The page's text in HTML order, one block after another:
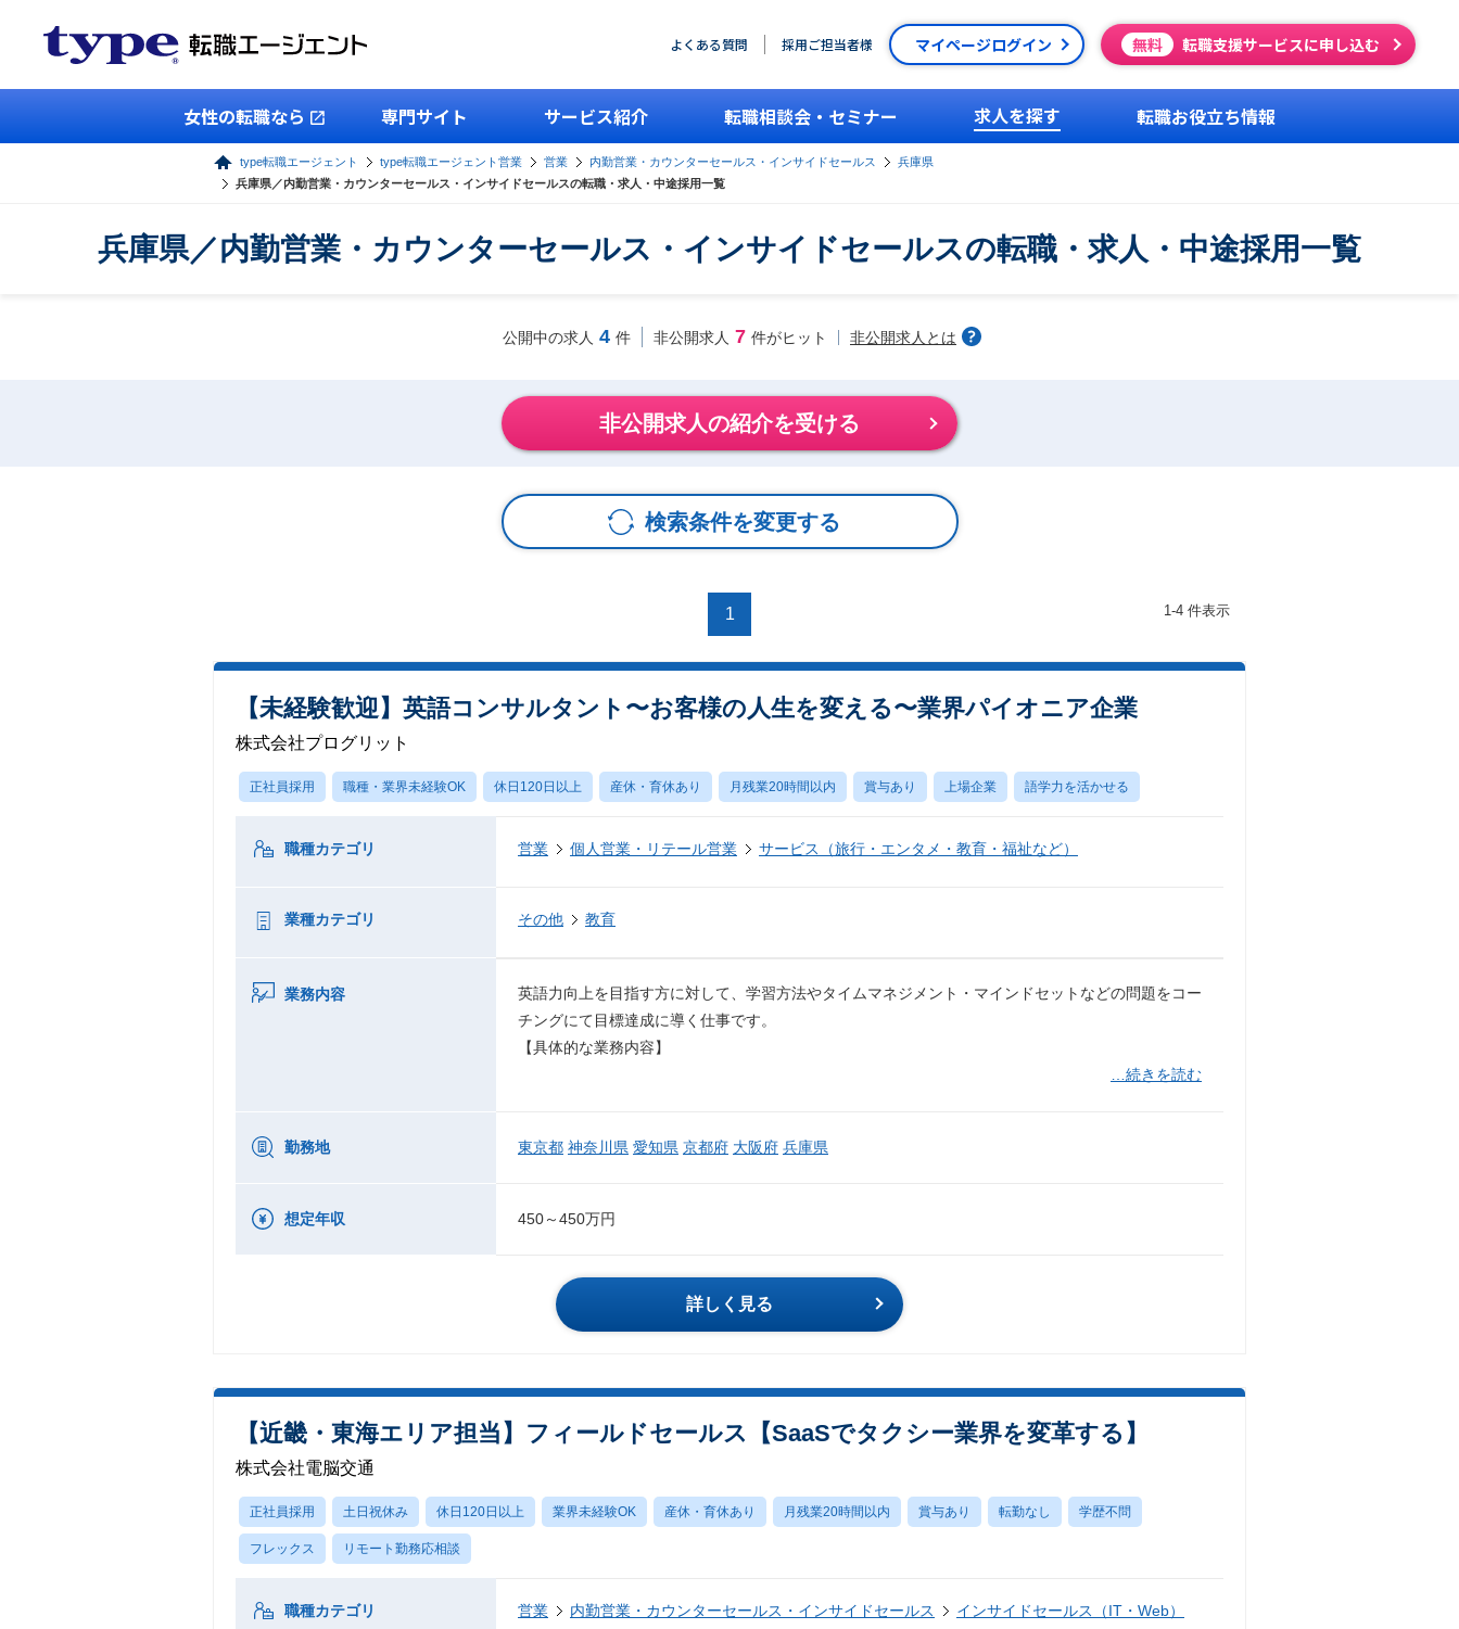
よくある質問 採用ご担当者様 マイページログイン 無料 転職支援サービスに申し込む
女性の転職なら 専門サイト サービス紹介 転職相談会・セミナー 求人を探す 転職お役立ち情報
type転職エージェント type転職エージェント営業 営業 内勤営業・カウンターセールス・インサイドセールス
兵庫県
兵庫県／内勤営業・カウンターセールス・インサイドセールスの転職・求人・中途採用一覧
兵庫県／内勤営業・カウンターセールス・インサイドセールスの転職・求人・中途採用一覧
公開中の求人 4 件 非公開求人 7 件がヒット 非公開求人とは
非公開求人の紹介を受ける
検索条件を変更する
1 1-4 件表示
【未経験歓迎】英語コンサルタント〜お客様の人生を変える〜業界パイオニア企業
株式会社プログリット
正社員採用 職種・業界未経験OK 休日120日以上 産休・育休あり 月残業20時間以内 賞与あり 上場企業 語学力を活かせる
職種カテゴリ 営業 個人営業・リテール営業 サービス（旅行・エンタメ・教育・福祉など）
業種カテゴリ その他 教育
業務内容
英語力向上を目指す方に対して、学習方法やタイムマネジメント・マインドセットなどの問題をコー
チングにて目標達成に導く仕事です。
【具体的な業務内容】
…続きを読む
勤務地 東京都 神奈川県 愛知県 京都府 大阪府 兵庫県
想定年収 450～450万円
詳しく見る
【近畿・東海エリア担当】フィールドセールス【SaaSでタクシー業界を変革する】
株式会社電脳交通
正社員採用 土日祝休み 休日120日以上 業界未経験OK 産休・育休あり 月残業20時間以内 賞与あり 転勤なし 学歴不問
フレックス リモート勤務応相談
職種カテゴリ 営業 内勤営業・カウンターセールス・インサイドセールス インサイドセールス（IT・Web）